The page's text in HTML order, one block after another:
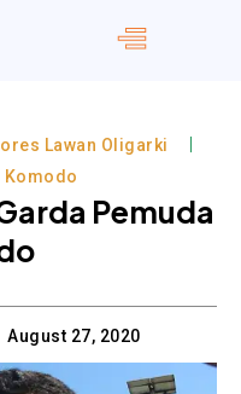
Lawan Oligarki
Komodo
Pemuda
August 27, 2020